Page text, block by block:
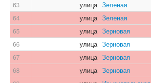
63
улица Зеленая
64
улица Зеленая
65
улица Зерновая
66
улица Зерновая
67
улица Зерновая
68
улица Зерновая